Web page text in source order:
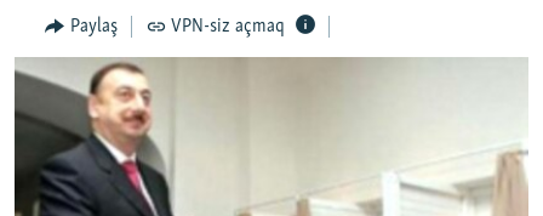
QANUNI DOĞRU
ARAŞDIRMA
MULTIMEDIA
VIDEO
FOTOQALEREYA
RADIO ARXIV
OXU ZALI
HAQQIMIZDA
Paylaş VPN-siz açmaq